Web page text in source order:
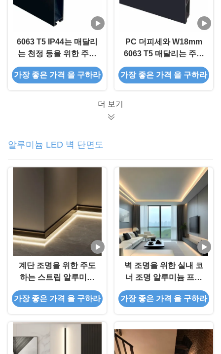
6063 T5 IP44는 매달리
는 천정 등을 위한 주도
하는 알루미늄 프로필을
보류했습니다
가장 좋은 가격 을 구하라
PC 더피세와 W18mm
6063 T5 매달리는 주도
하는 알루미늄 프로필
가장 좋은 가격 을 구하라
더 보기
알루미늄 LED 벽 단면도
계단 조명을 위한 주도
하는 스트립 알루미늄
프로파일 알루미늄
LED 벽 윤곽
가장 좋은 가격 을 구하라
벽 조명을 위한 실내 코
너 조명 알루미늄 프로
파일 LED
가장 좋은 가격 을 구하라